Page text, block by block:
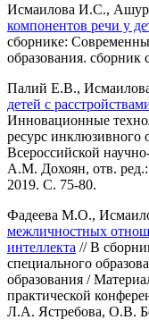
Исмаилова И.С.,
компонентов речи у
сборнике:
образования. сборник
Палий Е.В.,
детей с
Инновационные
ресурс инклюзивного
Всероссийской
А.М. Дохоян, отв.
2019. С. 75-80.
Фадеева М.О.,
межличностных
интеллекта // В
специального
образования /
практической
Л.А. Ястребова, О.В.